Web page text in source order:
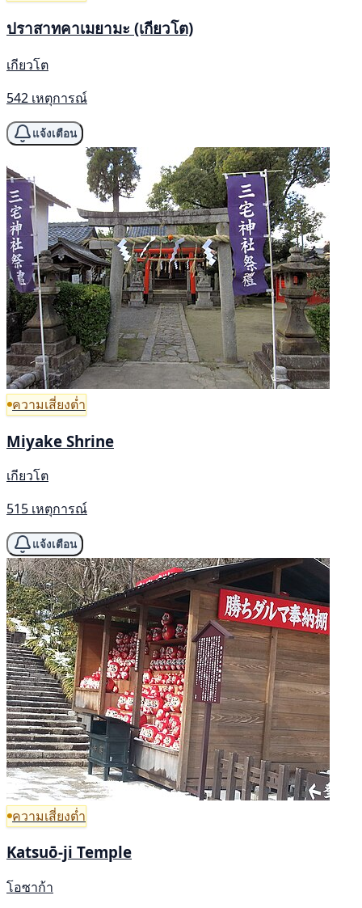
ปราสาทคาเมยามะ (เกียวโต)
เกียวโต
542 เหตุการณ์
แจ้งเตือน
ความเสี่ยงต่ำ
Miyake Shrine
เกียวโต
515 เหตุการณ์
แจ้งเตือน
ความเสี่ยงต่ำ
Katsuō-ji Temple
โอซาก้า